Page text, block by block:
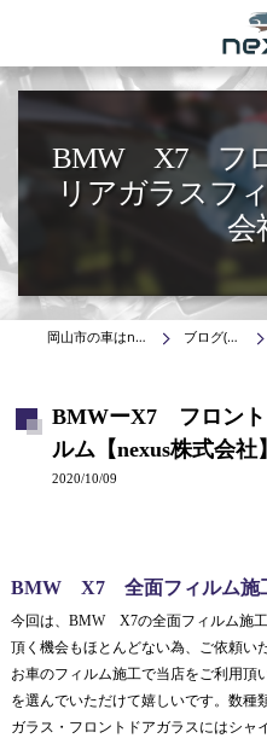
BMW X7 フロ
リアガラスフ
会
岡山市の車はnexus株式会社 ブログ(施工事例)
BMWーX7 フロント
ルム【nexus株式会社】
2020/10/09
BMW X7 全面フィルム施
今回は、BMW X7の全面フィルム施
頂く機会もほとんどない為、ご依頼い
お車のフィルム施工で当店をご利用頂
を選んでいただけて嬉しいです。数種
ガラス・フロントドアガラスにはシャ